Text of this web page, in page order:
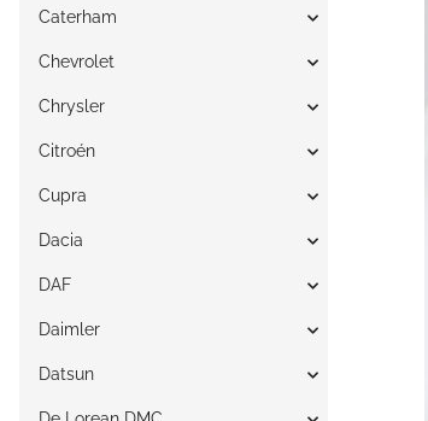
Caterham
Chevrolet
Chrysler
Citroén
Cupra
Dacia
DAF
Daimler
Datsun